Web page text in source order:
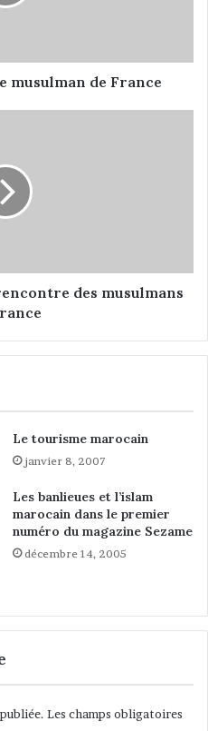
musulman de France
des musulmans
Le tourisme marocain
janvier 8, 2007
Les banlieues et l’islam
marocain dans le premier
numéro du magazine Sezame
décembre 14, 2005
Les champs obligatoires